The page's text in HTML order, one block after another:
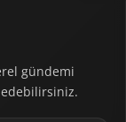
gündemi
edebilirsiniz.